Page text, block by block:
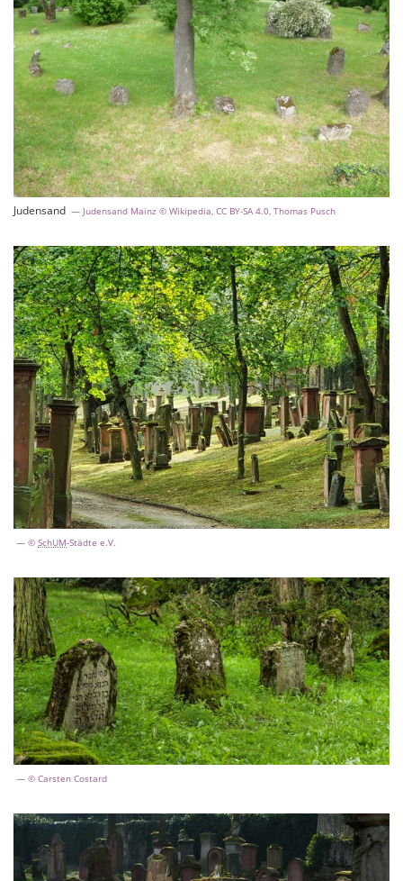
Judensand Judensand Mainz © Wikipedia, CC BY-SA 4.0, Thomas Pusch
© SchUM-Städte e.V.
© Carsten Costard